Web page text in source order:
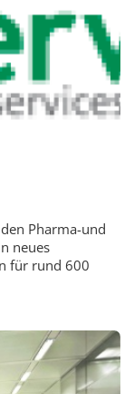
Pharma-und
neues
für rund 600